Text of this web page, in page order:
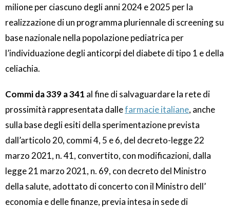
milione per ciascuno degli anni 2024 e 2025 per la
realizzazione di un programma pluriennale di screening su
base nazionale nella popolazione pediatrica per
l’individuazione degli anticorpi del diabete di tipo 1 e della
celiachia.
Commi da 339 a 341 al fine di salvaguardare la rete di
prossimità rappresentata dallefarmacie italiane, anche
sulla base degli esiti della sperimentazione prevista
dall’articolo 20, commi 4, 5 e 6, del decreto-legge 22
marzo 2021, n. 41, convertito, con modificazioni, dalla
legge 21 marzo 2021, n. 69, con decreto del Ministro
della salute, adottato di concerto con il Ministro dell’
economia e delle finanze, previa intesa in sede di